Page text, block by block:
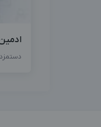
دستمزد